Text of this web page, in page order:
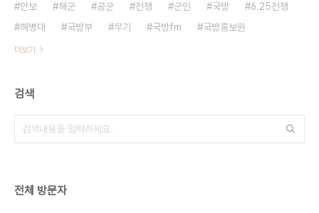
안보
해군 공군 전쟁 군인 국방
6.25전쟁
해병대
국방부 무기 국방fm 국방홍보원
더보기
검색
전체 방문자